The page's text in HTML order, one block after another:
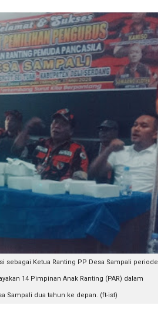
sebagai Ketua Ranting PP Desa Sampali periode
14 Pimpinan Anak Ranting (PAR) dalam
Sampali dua tahun ke depan. (ft-ist)